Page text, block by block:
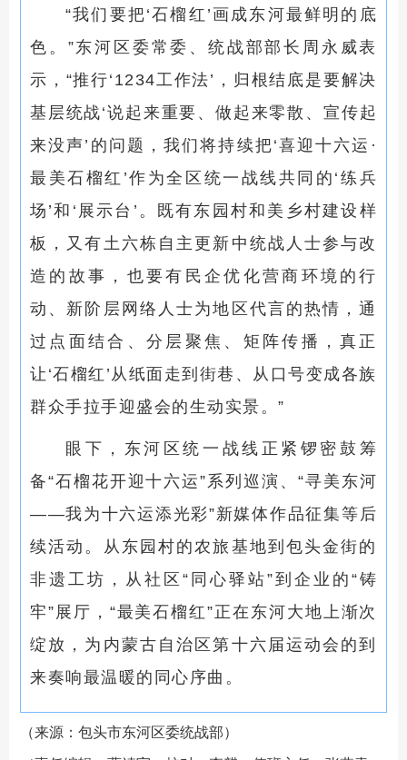
“我们要把‘石榴红’画成东河最鲜明的底
色。”东河区委常委、统战部部长周永威表
示，“推行‘1234工作法’，归根结底是要解决
基层统战‘说起来重要、做起来零散、宣传起
来没声’的问题，我们将持续把‘喜迎十六运·
最美石榴红’作为全区统一战线共同的‘练兵
场’和‘展示台’。既有东园村和美乡村建设样
板，又有土六栋自主更新中统战人士参与改
造的故事，也要有民企优化营商环境的行
动、新阶层网络人士为地区代言的热情，通
过点面结合、分层聚焦、矩阵传播，真正
让‘石榴红’从纸面走到街巷、从口号变成各族
群众手拉手迎盛会的生动实景。”
眼下，东河区统一战线正紧锣密鼓筹
备“石榴花开迎十六运”系列巡演、“寻美东河
——我为十六运添光彩”新媒体作品征集等后
续活动。从东园村的农旅基地到包头金街的
非遗工坊，从社区“同心驿站”到企业的“铸
牢”展厅，“最美石榴红”正在东河大地上渐次
绽放，为内蒙古自治区第十六届运动会的到
来奏响最温暖的同心序曲。
（来源：包头市东河区委统战部）